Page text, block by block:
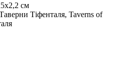
см
Тіфенталя, Taverns of